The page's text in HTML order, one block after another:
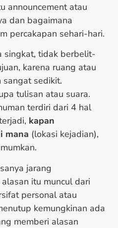
announcement atau
dan bagaimana
percakapan sehari-hari.
singkat, tidak berbelit-
karena ruang atau
sedikit.
tulisan atau suara.
terdiri dari 4 hal
kapan
mana (lokasi kejadian),
jarang
itu muncul dari
personal atau
kemungkinan ada
memberi alasan